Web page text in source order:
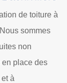
de toiture à
sommes
non
en place des
à